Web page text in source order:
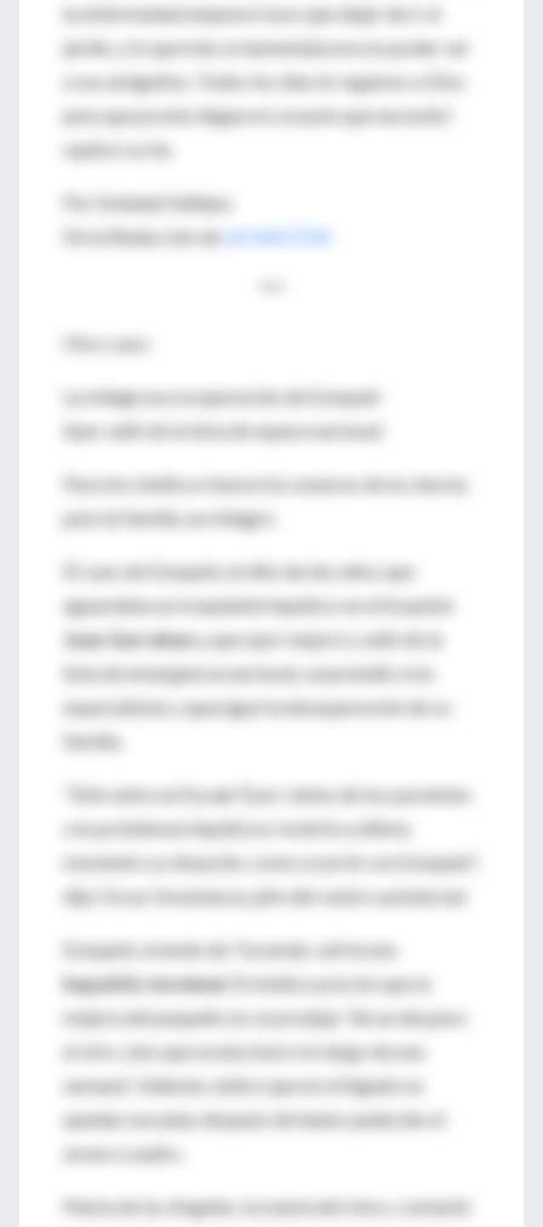
la enfermedad empeoró tuvo que dejar de ir al
jardín, y lo que más se lamentaba era no poder ver
a sus amiguitos. Todos los días le rogamos a Dios
para que pronto llegue el corazón que necesita",
suplicó su tía.
Por Soledad Vallejos
De la Redacción de
LA NACION
Otro caso:
La milagrosa recuperación de Ezequiel
Ayer salió de la lista de espera nacional
Para los médicos fueron los avances de la ciencia;
para la familia, un milagro.
El caso de Ezequiel, el niño de dos años que
aguardaba un trasplante hepático en el hospital
Juan Garrahany que ayer mejoró y salió de la
lista de emergencia nacional, sorprendió a los
especialistas y apaciguó la desesperación de su
familia.
"Sólo entre un 5 y un 7
por ciento de los pacientes
con problemas hepáticos revierte a último
momento su situación, como ocurrió con Ezequiel",
dijo Oscar Imventarza, jefe del centro asistencial.
Ezequiel, oriundo de Tucumán, sufría una
hepatitis terminal. El médico precisó que la
mejora del pequeño no se produjo "de un día para
el otro, sino que evolucionó a lo largo de una
semana". Además, indicó que en el hígado no
quedan secuelas después de haber padecido el
severo cuadro.
María de los Angeles, la mamá del chico, comentó